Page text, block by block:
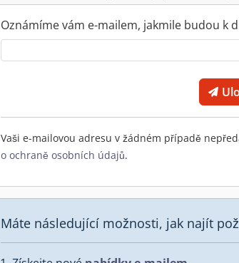
Oznámíme vám e-mailem, jakmile budou k
Vaši e-mailovou adresu v žádném případě
o ochraně osobních údajů.
Máte následující možnosti, jak najít